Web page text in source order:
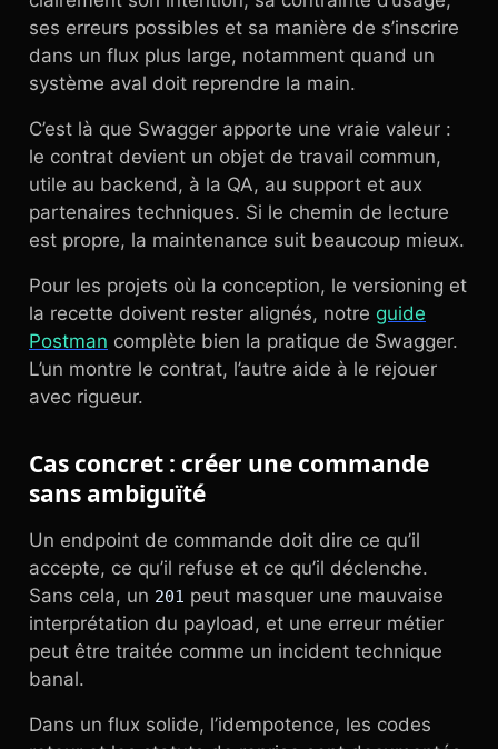
ses erreurs possibles et sa manière de s’inscrire
dans un flux plus large, notamment quand un
système aval doit reprendre la main.
C’est là que Swagger apporte une vraie valeur :
le contrat devient un objet de travail commun,
utile au backend, à la QA, au support et aux
partenaires techniques. Si le chemin de lecture
est propre, la maintenance suit beaucoup mieux.
Pour les projets où la conception, le versioning et
la recette doivent rester alignés, notre guide
Postman complète bien la pratique de Swagger.
L’un montre le contrat, l’autre aide à le rejouer
avec rigueur.
Cas concret : créer une commande
sans ambiguïté
Un endpoint de commande doit dire ce qu’il
accepte, ce qu’il refuse et ce qu’il déclenche.
Sans cela, un 201 peut masquer une mauvaise
interprétation du payload, et une erreur métier
peut être traitée comme un incident technique
banal.
Dans un flux solide, l’idempotence, les codes